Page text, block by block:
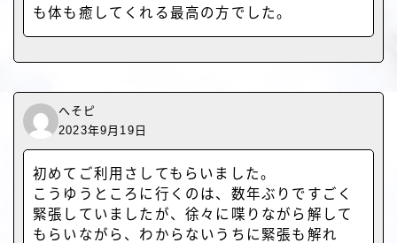
も体も癒してくれる最高の方でした。
へそピ
2023年9月19日
初めてご利用さしてもらいました。
こうゆうところに行くのは、数年ぶりですごく
緊張していましたが、徐々に喋りながら解して
もらいながら、わからないうちに緊張も解れ